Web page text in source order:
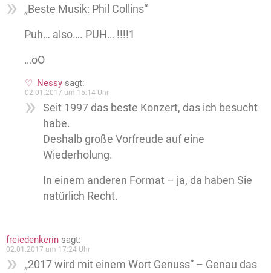
„Beste Musik: Phil Collins“
Puh… also…. PUH… !!!!1
…oO
Nessy sagt:
02.01.2017 um 15:14 Uhr
Seit 1997 das beste Konzert, das ich besucht
habe.
Deshalb große Vorfreude auf eine
Wiederholung.
In einem anderen Format – ja, da haben Sie
natürlich Recht.
freiedenkerin sagt:
02.01.2017 um 17:24 Uhr
„2017 wird mit einem Wort Genuss“ – Genau das